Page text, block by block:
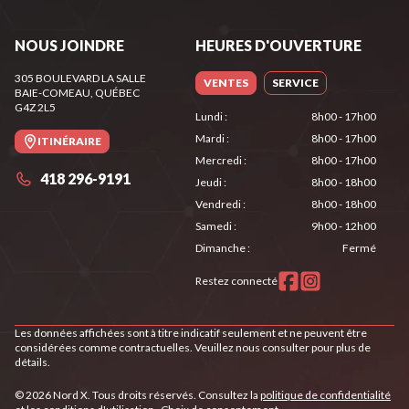
NOUS JOINDRE
305 BOULEVARD LA SALLE
BAIE-COMEAU, QUÉBEC
G4Z 2L5
ITINÉRAIRE
418 296-9191
HEURES D'OUVERTURE
VENTES SERVICE
Lundi:
8h00 - 17h00
Mardi:
8h00 - 17h00
Mercredi:
8h00 - 17h00
Jeudi:
8h00 - 18h00
Vendredi:
8h00 - 18h00
Samedi:
9h00 - 12h00
Dimanche: Fermé
Restez connecté
Les données affichées sont à titre indicatif seulement et ne peuvent être
considérées comme contractuelles. Veuillez nous consulter pour plus de
détails.
© 2026 Nord X. Tous droits réservés. Consultez la politique de confidentialité